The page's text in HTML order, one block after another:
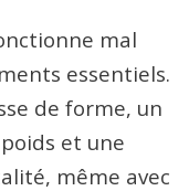
mal
essentiels.
de forme, un
et une
même avec